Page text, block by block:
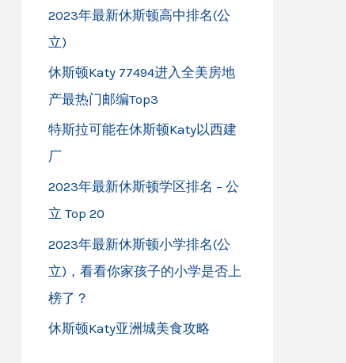
2023年最新休斯顿高中排名(公
立)
休斯顿Katy 77494进入全美房地
产最热门邮编Top3
特斯拉可能在休斯顿Katy以西建
厂
2023年最新休斯顿学区排名 – 公
立 Top 20
2023年最新休斯顿小学排名(公
立)，看看你家孩子的小学是否上
榜了？
休斯顿Katy亚洲城美食攻略